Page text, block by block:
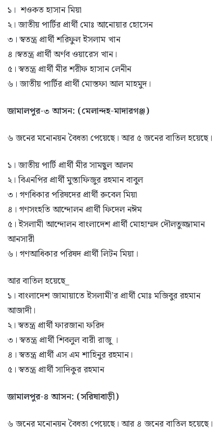
১। শওকত হাসান মিয়া
২। জাতীয় পার্টির প্রার্থী মোঃ আনোয়ার হোসেন
৩। স্বতন্ত্র প্রার্থী শরিফুল ইসলাম খান
৪।স্বতন্ত্র প্রার্থী অর্ণব ওয়ারেস খান।
৫। স্বতন্ত্র প্রার্থী মীর শরীফ হাসান লেনীন
৬। জাতীয় পার্টির প্রার্থী মোস্তফা আল মাহমুদ।
জামালপুর-৩ আসন: (মেলান্দহ-মাদারগঞ্জ)
৬ জনের মনোনয়ন বৈধতা পেয়েছে। আর ৫ জনের বাতিল হয়েছে।
১। জাতীয় পার্টি প্রার্থী মীর সামছুল আলম
২। বিএনপির প্রার্থী মুস্তাফিজুর রহমান বাবুল
৩। গণধিকার পরিষদের প্রার্থী রুবেল মিয়া
৪। গণসংহতি আন্দোলন প্রার্থী ফিদেল নঈম
৫। ইসলামী আন্দোলন বাংলাদেশ প্রার্থী মোহাম্মদ দৌলতুজ্জামান
আনসারী
৬। গণআধিকার পরিষদ প্রার্থী লিটন মিয়া।
আর বাতিল হয়েছে_
১। বাংলাদেশ জামায়াতে ইসলামী’র প্রার্থী মোঃ মজিবুর রহমান
আজাদী।
২। স্বতন্ত্র প্রার্থী ফারজানা ফরিদ
৩। স্বতন্ত্র প্রার্থী শিবলুল বারী রাজু ।
৪। স্বতন্ত্র প্রার্থী এস এম শাহিনুর রহমান।
৫। স্বতন্ত্র প্রার্থী সাদিকুর রহমান
জামালপুর-৪ আসন: (সরিষাবাড়ী)
৬ জনের মনোনয়ন বৈধতা পেয়েছে। আর ৪ জনের বাতিল হয়েছে।